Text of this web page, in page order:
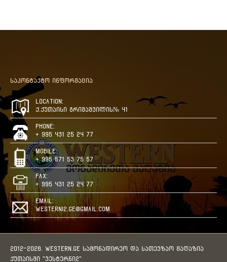
საკონტაქტო ინფორმაცია
Location:
ქ.ქუთაისი გრიშაშვილის№ 41
Phone:
+ 995 431 25 24 77
Mobile:
+ 995 571 53 75 57
Fax:
+ 995 431 25 24 77
Email:
westerni2.ge@gmail.com
2012-2026. WESTERN.GE სამონადირეო და სათევზაო მაღაზია
ქუთაისში "ვესტერნი2"